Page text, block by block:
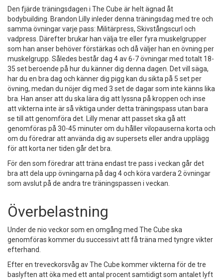
Den fjärde träningsdagen i The Cube är helt ägnad åt
bodybuilding. Brandon Lilly inleder denna träningsdag med tre och
samma övningar varje pass: Militärpress, Skivstångscurl och
vadpress. Därefter brukar han välja tre eller fyra muskelgrupper
som han anser behöver förstärkas och då väljer han en övning per
muskelgrupp. Således består dag 4 av 6-7 övningar med totalt 18-
35 set beroende på hur du känner dig denna dagen. Det vill säga,
har du en bra dag och känner dig pigg kan du sikta på 5 set per
övning, medan du nöjer dig med 3 set de dagar som inte känns lika
bra. Han anser att du ska lära dig att lyssna på kroppen och inse
att vikterna inte är så viktiga under detta träningspass utan bara
se till att genomföra det. Lilly menar att passet ska gå att
genomföras på 30-45 minuter om du håller vilopauserna korta och
om du föredrar att använda dig av supersets eller andra upplägg
för att korta ner tiden går det bra.
För den som föredrar att träna endast tre pass i veckan går det
bra att dela upp övningarna på dag 4 och köra vardera 2 övningar
som avslut på de andra tre träningspassen i veckan.
Överbelastning
Under de nio veckor som en omgång med The Cube ska
genomföras kommer du successivt att få träna med tyngre vikter
efterhand.
Efter en treveckorsvåg av The Cube kommer vikterna för de tre
baslyften att öka med ett antal procent samtidigt som antalet lyft